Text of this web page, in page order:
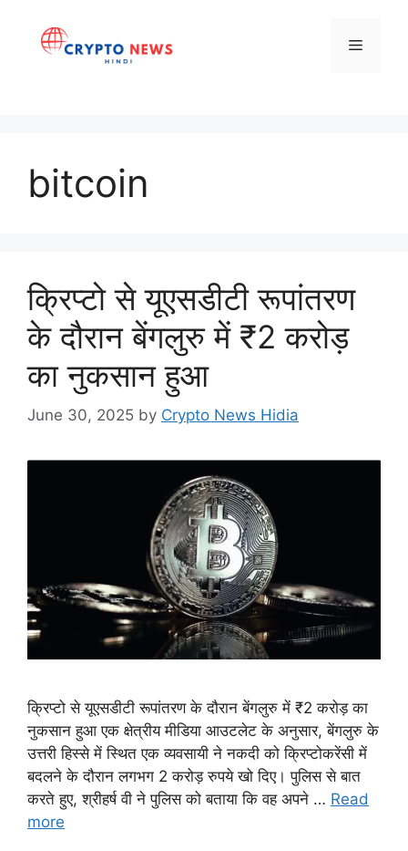
content
Menu
bitcoin
क्रिप्टो से यूएसडीटी रूपांतरण
के दौरान बेंगलुरु में ₹2 करोड़
का नुकसान हुआ
June 30, 2025 by Crypto News Hidia
क्रिप्टो से यूएसडीटी रूपांतरण के दौरान बेंगलुरु में ₹2 करोड़ का
नुकसान हुआ एक क्षेत्रीय मीडिया आउटलेट के अनुसार, बेंगलुरु के
उत्तरी हिस्से में स्थित एक व्यवसायी ने नकदी को क्रिप्टोकरेंसी में
बदलने के दौरान लगभग 2 करोड़ रुपये खो दिए। पुलिस से बात
करते हुए, श्रीहर्ष वी ने पुलिस को बताया कि वह अपने … Read
more